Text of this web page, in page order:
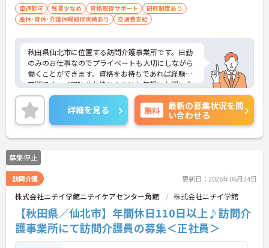
車通勤可 残業少なめ 資格取得サポート
研修制度あり
産休･育休･介護休暇取得実績あり
交通費支給
秋田県仙北市に位置する訪問介護事業所です。日勤
のみのお仕事なのでプライベートも大切にしながら
働くことができます。資格をお持ちであれば経験は
不問です。ご興味をお持ちの方はお気軽にお問い合
わせください。
詳細を見る 無料
最新の募集状況を問
い合わせる
募集停止
訪問介護 更新日：2026年06月24日
株式会社ニチイ学館ニチイケアセンター角館 株式会社ニチイ学館
【秋田県／仙北市】年間休日110日以上♪訪問介
護事業所にて訪問介護員の募集＜正社員＞